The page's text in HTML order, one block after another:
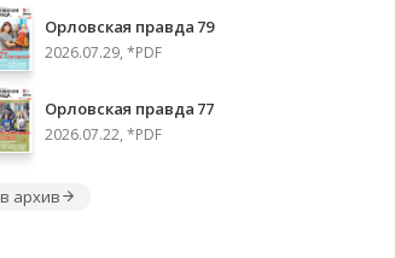
Орловская правда 79
2026.07.29, *PDF
Орловская правда 77
2026.07.22, *PDF
в архив